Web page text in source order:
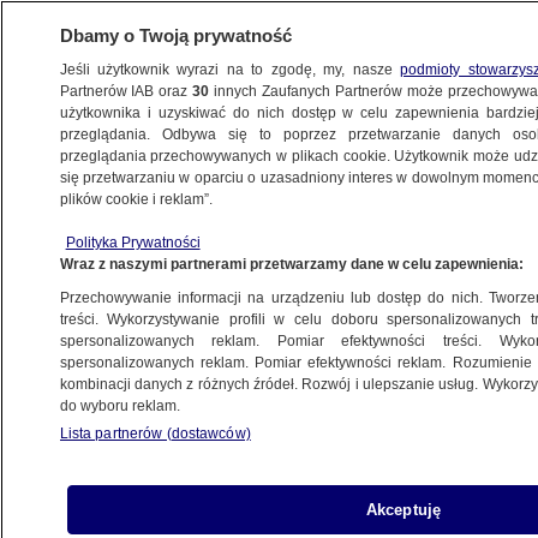
BIZNES
Z KRAJU
Podpisano umowę na odcinek za 1,5
miliarda
11.01.2019, 21:02
Udostępnij
Dbamy o Twoją prywatność
Jeśli użytkownik wyrazi na to zgodę, my, naszepodmioty
Partnerów IAB oraz30 innych Zaufanych Partnerów może
użytkownika i uzyskiwać do nich dostęp w celu zapewnienia
przeglądania. Odbywa się to poprzez przetwarzanie danych
przeglądania przechowywanych w plikach cookie. Użytkownik może
się przetwarzaniu w oparciu o uzasadniony interes w dowolnym
plików cookie i reklam”.
Polityka Prywatności
Wraz z naszymi partnerami przetwarzamy dane w celu zapewnienia:
Przechowywanie informacji na urządzeniu lub dostęp do nich.
treści. Wykorzystywanie profili w celu doboru spersonalizowanych
spersonalizowanych reklam. Pomiar efektywności treści.
spersonalizowanych reklam. Pomiar efektywności reklam.
kombinacji danych z różnych źródeł. Rozwój i ulepszanie usług.
do wyboru reklam.
Lista partnerów (dostawców)
Akceptuję